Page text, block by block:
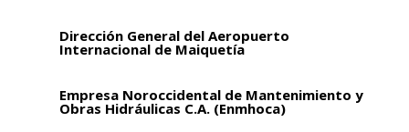
Dirección General del Aeropuerto
Internacional de Maiquetía
Empresa Noroccidental de Mantenimiento y
Obras Hidráulicas C.A. (Enmhoca)